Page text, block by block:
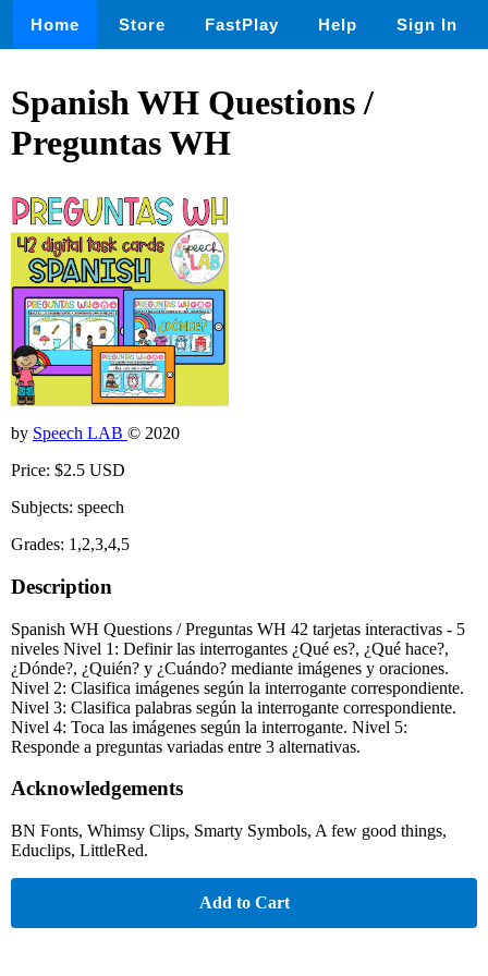
Home Store FastPlay Help Sign In
Spanish WH Questions /
Preguntas WH
by Speech LAB © 2020
Price: $2.5 USD
Subjects: speech
Grades: 1,2,3,4,5
Description
Spanish WH Questions / Preguntas WH 42 tarjetas interactivas - 5
niveles Nivel 1: Definir las interrogantes ¿Qué es?, ¿Qué hace?,
¿Dónde?, ¿Quién? y ¿Cuándo? mediante imágenes y oraciones.
Nivel 2: Clasifica imágenes según la interrogante correspondiente.
Nivel 3: Clasifica palabras según la interrogante correspondiente.
Nivel 4: Toca las imágenes según la interrogante. Nivel 5:
Responde a preguntas variadas entre 3 alternativas.
Acknowledgements
BN Fonts, Whimsy Clips, Smarty Symbols, A few good things,
Educlips, LittleRed.
Add to Cart